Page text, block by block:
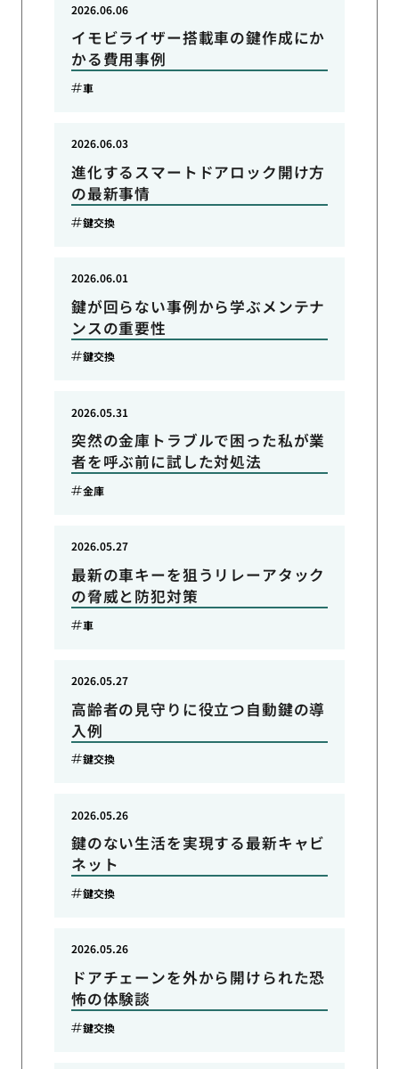
イモビライザー搭載車の鍵作成にか
かる費用事例
2026.06.06
車
進化するスマートドアロック開け方
の最新事情
2026.06.03
鍵交換
鍵が回らない事例から学ぶメンテナ
ンスの重要性
2026.06.01
鍵交換
突然の金庫トラブルで困った私が業
者を呼ぶ前に試した対処法
2026.05.31
金庫
最新の車キーを狙うリレーアタック
の脅威と防犯対策
2026.05.27
車
高齢者の見守りに役立つ自動鍵の導
入例
2026.05.27
鍵交換
鍵のない生活を実現する最新キャビ
ネット
2026.05.26
鍵交換
ドアチェーンを外から開けられた恐
怖の体験談
2026.05.26
鍵交換